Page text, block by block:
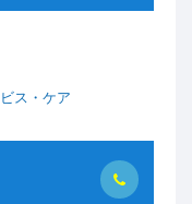
ス・ケア